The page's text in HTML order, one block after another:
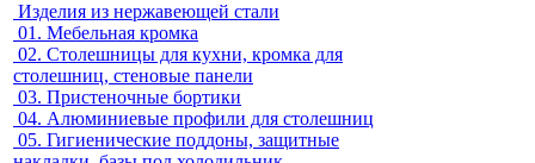
Изделия из нержавеющей стали
01. Мебельная кромка
02. Столешницы для кухни, кромка для
столешниц, стеновые панели
03. Пристеночные бортики
04. Алюминиевые профили для столешниц
05. Гигиенические поддоны, защитные